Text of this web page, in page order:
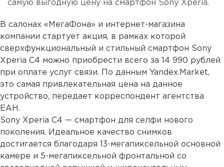
самую выгодную цену на смартфон Sony Xperia.
В салонах «МегаФона» и интернет-магазина
компании стартует акция, в рамках которой
сверхфункциональный и стильный смартфон Sony
Xperia C4 можно приобрести всего за 14 990 рублей
при оплате услуг связи. По данным Yandex.Market,
это самая привлекательная цена на данное
устройство, передает корреспондент агентства
ЕАН.
Sony Xperia C4 — смартфон для селфи нового
поколения. Идеальное качество снимков
достигается благодаря 13-мегапиксельной основной
камере и 5-мегапиксельной фронтальной со